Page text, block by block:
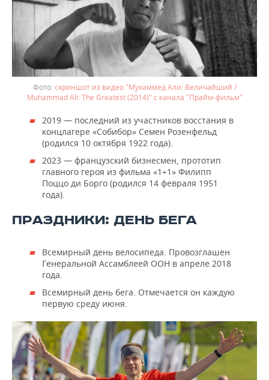
скриншот из видео "Мухаммед Али: Величайший /
Muhammad Ali: The Greatest (2014)" с канала "Прайм-фильм"
2019 — последний из участников восстания в
концлагере «Собибор» Семен Розенфельд
(родился 10 октября 1922 года).
2023 — французский бизнесмен, прототип
главного героя из фильма «1+1» Филипп
Поццо ди Борго (родился 14 февраля 1951
года).
ПРАЗДНИКИ: ДЕНЬ БЕГА
Всемирный день велосипеда. Провозглашен
Генеральной Ассамблеей ООН в апреле 2018
года.
Всемирный день бега. Отмечается он каждую
первую среду июня.